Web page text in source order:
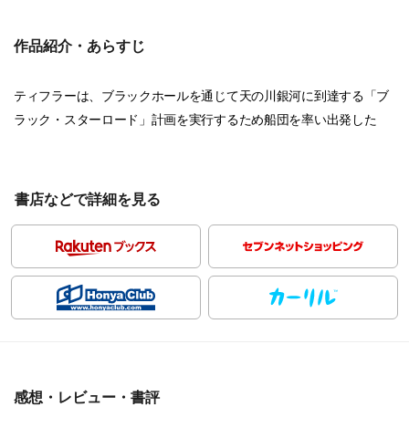
作品紹介・あらすじ
ティフラーは、ブラックホールを通じて天の川銀河に到達する「ブ
ラック・スターロード」計画を実行するため船団を率い出発した
書店などで詳細を見る
感想・レビュー・書評